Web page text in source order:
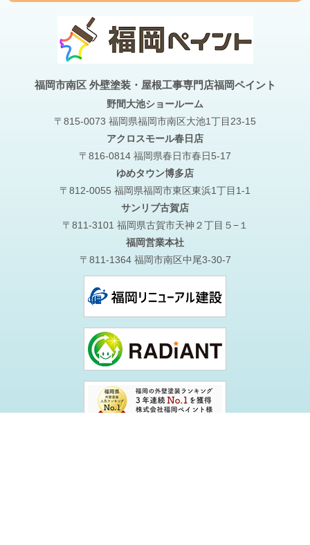
福岡市南区 外壁塗装・屋根工事専門店福岡ペイント
野間大池ショールーム
〒815-0073 福岡県福岡市南区大池1丁目23-15
アクロスモール春日店
〒816-0814 福岡県春日市春日5-17
ゆめタウン博多店
〒812-0055 福岡県福岡市東区東浜1丁目1-1
サンリブ古賀店
〒811-3101 福岡県古賀市天神２丁目５−１
福岡営業本社
〒811-1364 福岡市南区中尾3-30-7